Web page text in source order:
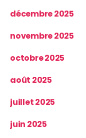
décembre 2025
novembre 2025
octobre 2025
août 2025
juillet 2025
juin 2025